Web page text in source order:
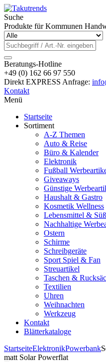
Suche
Produkte für Kommunen
Beratungs-Hotline
+49 (0) 162 66 97 550
Direkt EXPRESS Anfrage:
Kontakt
Menü
Startseite
Sortiment
A-Z Themen
Auto & Reise
Büro & Kalender
Elektronik
Fußball
Giveaways
Günstige
Haushalt & Gastro
Kosmetik Wellness
Lebensmittel &
Nachhaltige
Ostern
Schirme
Schreibgeräte
Sport Spiel & Fan
Streuartikel
Taschen &
Textilien
Uhren
Weihnachten
Werkzeug
Kontakt
Blätterkataloge
StartseiteElektronikPowerbank
matt Solar Powerflat